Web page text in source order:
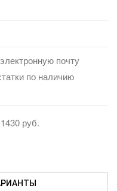
почту
по наличию
руб.